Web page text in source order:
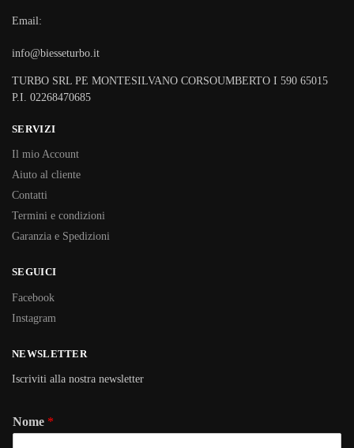
Email:
info@biesseturbo.it
TURBO SRL PE MONTESILVANO CORSOUMBERTO I 590 65015
P.I. 02268470685
SERVIZI
Il mio Account
Aiuto al cliente
Contatti
Termini e condizioni
Garanzia e Spedizioni
SEGUICI
Facebook
Instagram
NEWSLETTER
Iscriviti alla nostra newsletter
Nome *